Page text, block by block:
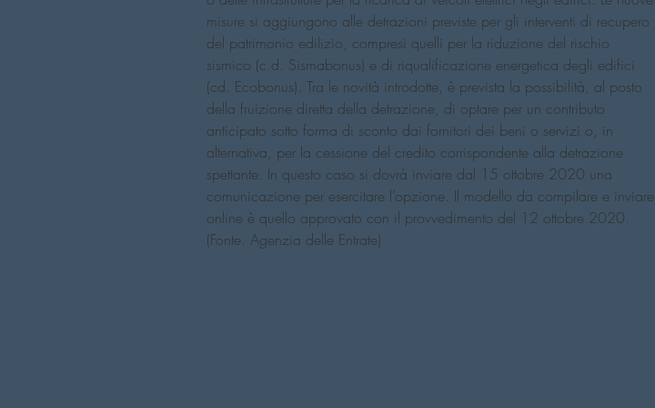
misure si aggiungono alle detrazioni previste per gli interventi di recupero
del patrimonio edilizio, compresi quelli per la riduzione del rischio
sismico (c.d. Sismabonus) e di riqualificazione energetica degli edifici
(cd. Ecobonus). Tra le novità introdotte, è prevista la possibilità, al posto
della fruizione diretta della detrazione, di optare per un contributo
anticipato sotto forma di sconto dai fornitori dei beni o servizi o, in
alternativa, per la cessione del credito corrispondente alla detrazione
spettante. In questo caso si dovrà inviare dal 15 ottobre 2020 una
comunicazione per esercitare l’opzione. Il modello da compilare e inviare
online è quello approvato con il provvedimento del 12 ottobre 2020.
(Fonte. Agenzia delle Entrate)